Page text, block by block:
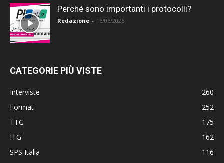
Perché sono importanti i protocolli?
Redazione - 16/06/2026
CATEGORIE PIÙ VISTE
Interviste
260
Format
252
TTG
175
ITG
162
SPS Italia
116